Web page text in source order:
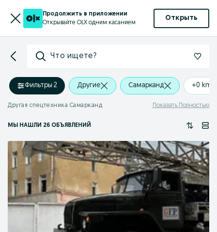
Продолжить в приложении
Открывайте OLX одним касанием
Открыть
Что ищете?
Фильтры·2 Другие Самарканд +0 km
Другая спецтехника Самарканд Показать Полностью
МЫ НАШЛИ 26 ОБЪЯВЛЕНИЙ